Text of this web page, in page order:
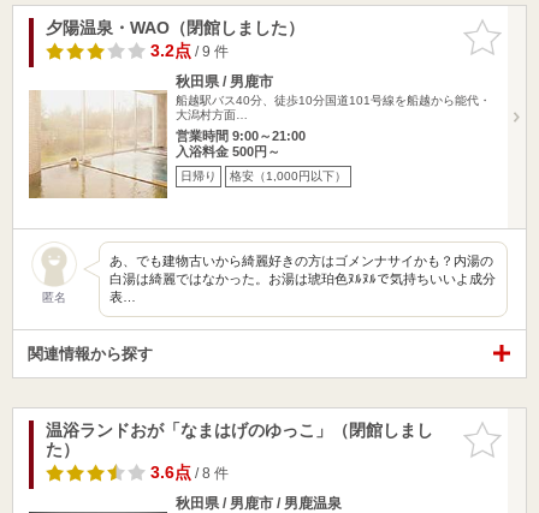
お気に入
りに追加
夕陽温泉・WAO（閉館しました）
3.2点/ 9 件
秋田県 / 男鹿市
船越駅バス40分、徒歩10分国道101号線を船越から能代・
大潟村方面…
営業時間 9:00～21:00
入浴料金 500円～
日帰り 格安（1,000円以下）
匿名
あ、でも建物古いから綺麗好きの方はゴメンナサイかも？内湯の
白湯は綺麗ではなかった。お湯は琥珀色ﾇﾙﾇﾙで気持ちいいよ成分
表…
関連情報から探す
お気に入
りに追加
温浴ランドおが「なまはげのゆっこ」（閉館しまし
た）
3.6点/ 8 件
秋田県 / 男鹿市 / 男鹿温泉